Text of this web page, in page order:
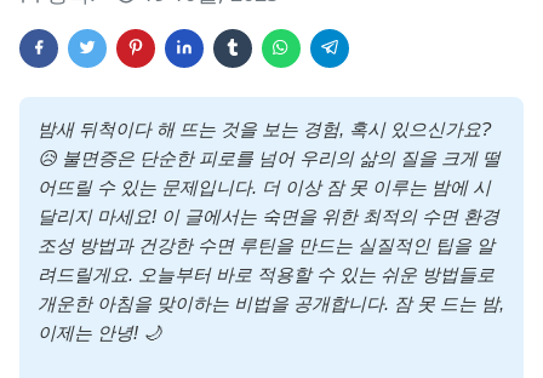
밤새 뒤척이다 해 뜨는 것을 보는 경험, 혹시 있으신가요?
😥 불면증은 단순한 피로를 넘어 우리의 삶의 질을 크게 떨
어뜨릴 수 있는 문제입니다. 더 이상 잠 못 이루는 밤에 시
달리지 마세요! 이 글에서는 숙면을 위한 최적의 수면 환경
조성 방법과 건강한 수면 루틴을 만드는 실질적인 팁을 알
려드릴게요. 오늘부터 바로 적용할 수 있는 쉬운 방법들로
개운한 아침을 맞이하는 비법을 공개합니다. 잠 못 드는 밤,
이제는 안녕! 🌙